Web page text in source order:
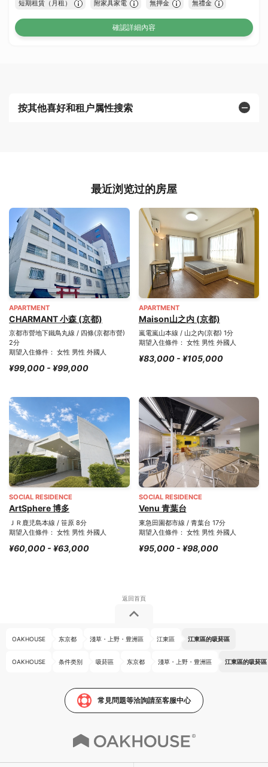
短期租賃（月租） 附家具家電 無押金 無禮金
確認詳細內容
按其他喜好和租户属性搜索
最近浏览过的房屋
APARTMENT
CHARMANT 小森 (京都)
京都市營地下鐵鳥丸線 / 四條(京都市營)
2分
期望入住條件： 女性 男性 外國人
¥99,000 - ¥99,000
APARTMENT
Maison山之内 (京都)
嵐電嵐山本線 / 山之內(京都) 1分
期望入住條件： 女性 男性 外國人
¥83,000 - ¥105,000
SOCIAL RESIDENCE
ArtSphere 博多
ＪＲ鹿児島本線 / 笹原 8分
期望入住條件： 女性 男性 外國人
¥60,000 - ¥63,000
SOCIAL RESIDENCE
Venu 青葉台
東急田園都市線 / 青葉台 17分
期望入住條件： 女性 男性 外國人
¥95,000 - ¥98,000
OAKHOUSE 东京都 淺草・上野・豊洲區 江東區 江東區的吸菸區
OAKHOUSE 条件类别 吸菸區 东京都 淺草・上野・豊洲區 江東區的吸菸區
常見問題等洽詢請至客服中心